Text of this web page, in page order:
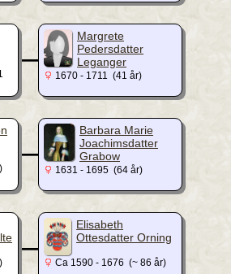
_
Margrete
Pedersdatter
Leganger
1670 - 1711 (41 år)
_
Barbara Marie
Joachimsdatter
Grabow
1631 - 1695 (64 år)
_
Elisabeth
Ottesdatter Orning
Ca 1590 - 1676 (~ 86 år)